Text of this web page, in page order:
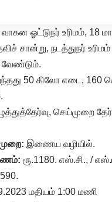
ஓட்டுநர் உரிமம், 18
சான்று, நடத்துநர்
வேண்டும்.
50 கிலோ எடை, 160
செய்முறை
இணைய வழியில்.
ரூ.1180. எஸ்.சி., /
590.
மதியம் 1:00 மணி